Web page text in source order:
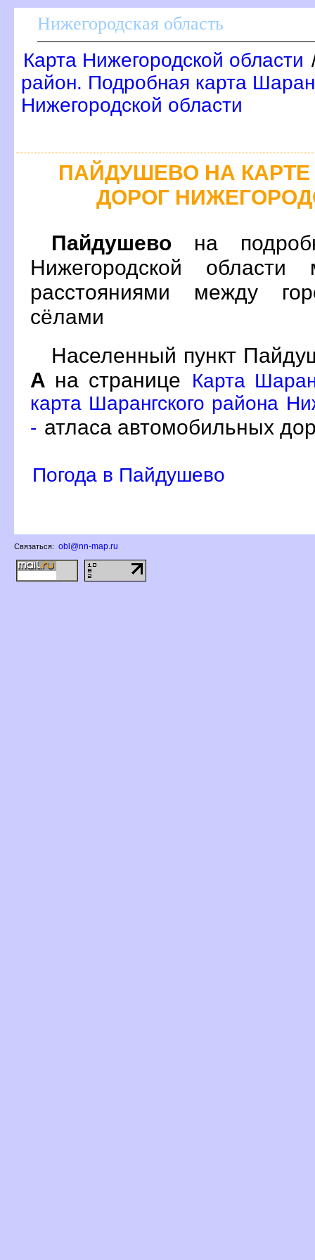
Нижегородская область
Карта Нижегородской области
район. Подробная карта
Нижегородской области
ПАЙДУШЕВО НА
ДОРОГ
Пайдушево на
Нижегородской
расстояниями между
сёлами
Населенный пункт
А на странице
Карта
карта Шарангского района
- атласа автомобильных
Погода в Пайдушево
Связаться: obl@nn-map.ru